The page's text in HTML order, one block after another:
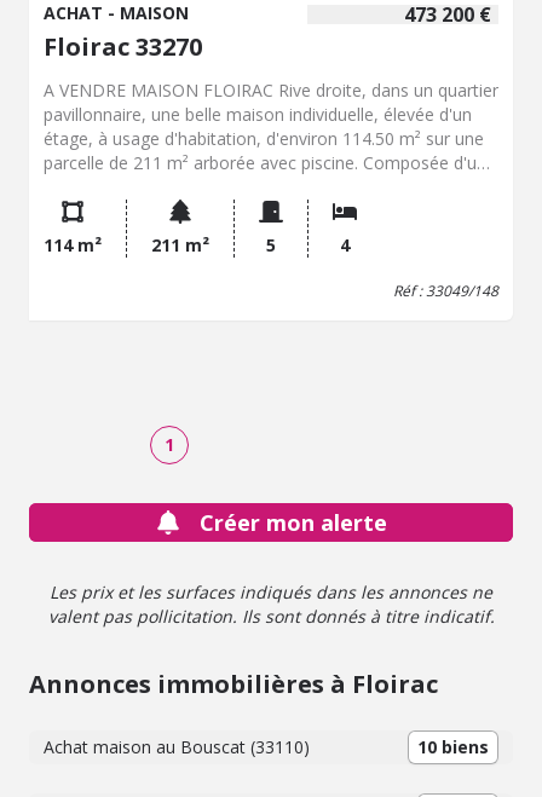
473 200 €
ACHAT - MAISON
Floirac 33270
A VENDRE MAISON FLOIRAC Rive droite, dans un quartier
pavillonnaire, une belle maison individuelle, élevée d'un
étage, à usage d'habitation, d'environ 114.50 m² sur une
parcelle de 211 m² arborée avec piscine. Composée d'une
avec salle de bains et dressing et un water. A l'étage un
pallier desservant trois chambres, salle d'eau et water.
Raccordée au tout à l'égout, fenêtres double vitrage alu,
volets électriques, pompe à chaleur AIR/AIR, VMC,
114 m² 211 m² 5 4
Réf : 33049/148
1
Créer mon alerte
Les prix et les surfaces indiqués dans les annonces ne
valent pas pollicitation. Ils sont donnés à titre indicatif.
Annonces immobilières à Floirac
Achat maison au Bouscat (33110) 10 biens